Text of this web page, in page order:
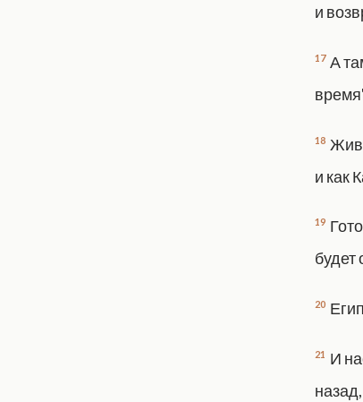
и
17 А
18
и как
19
будет
20
21 И